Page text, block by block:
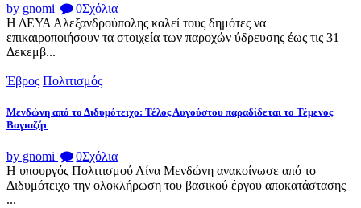
by gnomi 0Σχόλια
Η ΔΕΥΑ Αλεξανδρούπολης καλεί τους δημότες να
επικαιροποιήσουν τα στοιχεία των παροχών ύδρευσης έως τις 31
Δεκεμβ...
Έβρος Πολιτισμός
Μενδώνη από το Διδυμότειχο: Τέλος Αυγούστου παραδίδεται το Τέμενος
Βαγιαζήτ
by gnomi 0Σχόλια
Η υπουργός Πολιτισμού Λίνα Μενδώνη ανακοίνωσε από το
Διδυμότειχο την ολοκλήρωση του βασικού έργου αποκατάστασης
...